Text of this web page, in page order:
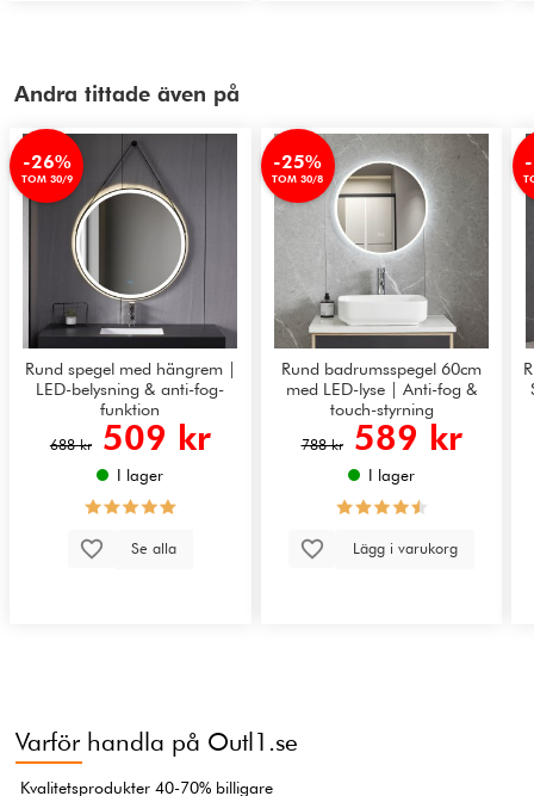
Andra tittade även på
-26%
TOM 30/9
Rund spegel med hängrem |
LED-belysning & anti-fog-
funktion
688 kr 509 kr
I lager
Se alla
-25%
TOM 30/8
Rund badrumsspegel 60cm
med LED-lyse | Anti-fog &
touch-styrning
788 kr 589 kr
I lager
Lägg i varukorg
Varför handla på Outl1.se
Kvalitetsprodukter 40-70% billigare